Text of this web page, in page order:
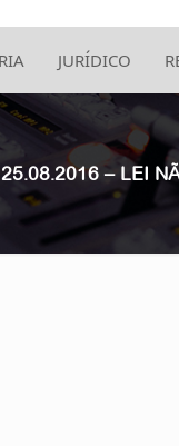
JURÍDICO
25.08.2016 – LEI